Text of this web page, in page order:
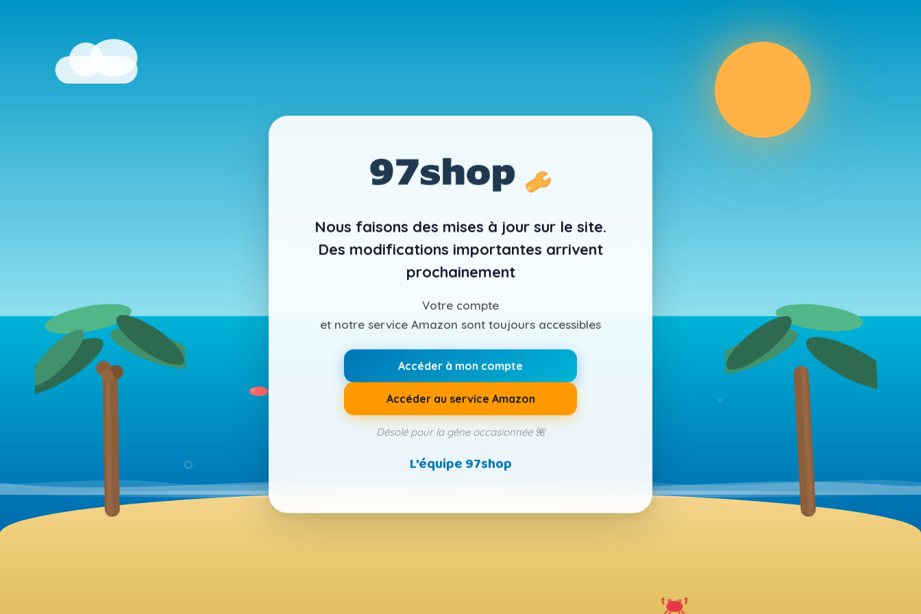
Nous faisons des mises à jour sur le site.
Des modifications importantes arrivent
prochainement
Votre compte
et notre service Amazon sont toujours accessibles
Accéder à mon compte
Accéder au service Amazon
Désolé pour la gêne occasionnée 🌺
L'équipe 97shop